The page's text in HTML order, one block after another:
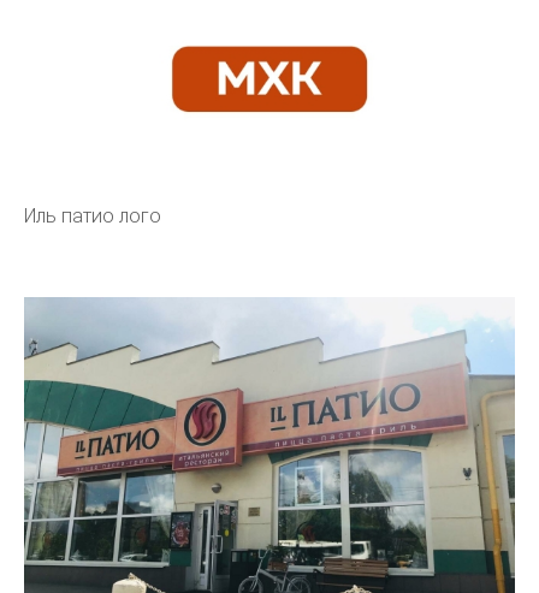
Иль патио лого